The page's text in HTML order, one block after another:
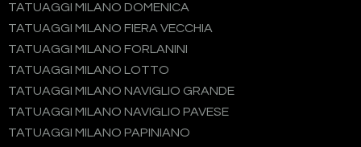
TATUAGGI MILANO DOMENICA
TATUAGGI MILANO FIERA VECCHIA
TATUAGGI MILANO FORLANINI
TATUAGGI MILANO LOTTO
TATUAGGI MILANO NAVIGLIO GRANDE
TATUAGGI MILANO NAVIGLIO PAVESE
TATUAGGI MILANO PAPINIANO